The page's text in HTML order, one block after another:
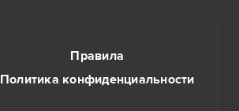
Правила
Политика конфиденциальности